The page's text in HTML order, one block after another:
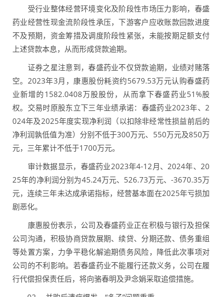
受行业整体经营环境变化及阶段性市场压力影响，春盛
药业经营性现金流阶段性承压，下游客户应收账款回款进度
不及预期，资金筹措及调度阶段性紧张，未能按期足额支付
上述贷款本息，从而形成贷款逾期。
证券之星注意到，春盛药业不仅贷款逾期，业绩对赌落
空。2023年3月，康惠股份耗资约5679.53万元认购春盛药
业新增的1582.0408万股股份，从而拿下春盛药业51%股
权。交易时原股东立下三年业绩承诺：春盛药业2023年、2
024年及2025年度实现净利润（以扣除非经常性损益前后的
净利润孰低值为准）分别不低于300万元、550万元及850万
元，三年累计不低于1700万元。
审计数据显示，春盛药业2023年4-12月、2024年、20
25年的净利润分别为45.24万元、526.73万元、-3670.35万
元，连续三年未达成承诺指标，经营基本面在2025年亏损加
剧恶化。
康惠股份表示，公司及春盛药业正在积极与银行及担保
公司沟通，积极协商贷款展期、续贷、分期还款、债务重组
等处置方案，力争平稳化解逾期债务风险，降低此次事项对
公司的不利影响。若春盛药业不能履行还款义务，公司在履
行代偿担保责任后，将向骆春明及尹念娟采取追偿措施。